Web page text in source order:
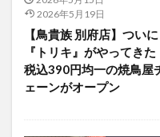
2026年5月19日
【鳥貴族 別府店】ついに
『トリキ』がやってきた
税込390円均一の焼鳥屋
ェーンがオープン